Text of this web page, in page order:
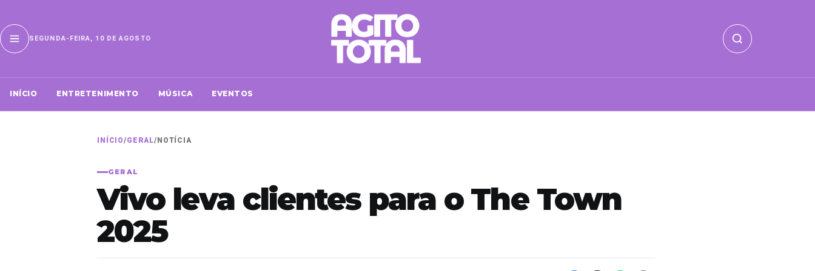
SEGUNDA-FEIRA, 10 DE AGOSTO
INÍCIO ENTRETENIMENTO MÚSICA EVENTOS
INÍCIO/GERAL/ NOTÍCIA
GERAL
Vivo leva clientes para o The Town
2025